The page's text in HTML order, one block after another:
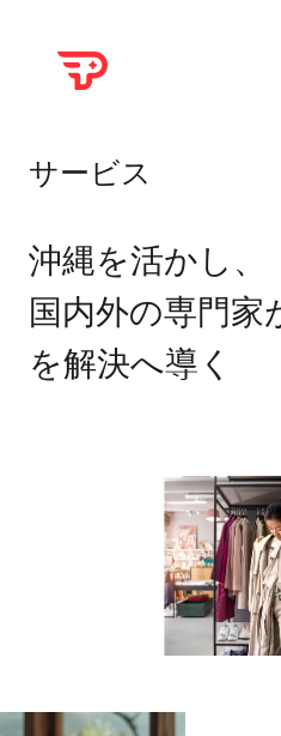
サービス
沖縄を活かし、
国内外の専門家
を解決へ導く